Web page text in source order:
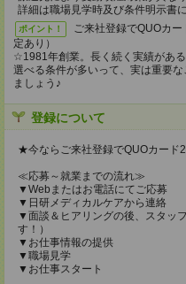
詳細は職場見学時及び条件明示書
ポイント！
ご来社登録でQUOカ
定あり）
☆1981年創業。長く続く実績があ
選べる条件が多いって、実は重要
ましょう♪
登録について
★今ならご来社登録でQUOカード
≪応募～就業までの流れ≫
▼Webまたはお電話にてご応募
▼日研メディカルケアから連絡
▼面談＆ヒアリングの後、スタッ
す！）
▼お仕事情報の提供
▼職場見学
▼お仕事スタート